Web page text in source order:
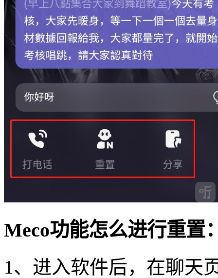
Meco功能怎么进行重置
1、进入软件后，在聊天